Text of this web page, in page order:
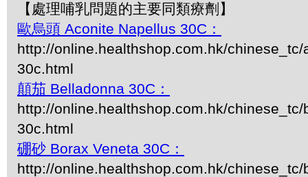
【處理哺乳問題的主要同類療劑】
歐烏頭 Aconite Napellus 30C：
http://online.healthshop.com.hk/
30c.html
顛茄 Belladonna 30C：
http://online.healthshop.com.hk/chinese_tc/
30c.html
硼砂 Borax Veneta 30C：
http://online.healthshop.com.hk/chinese_tc/